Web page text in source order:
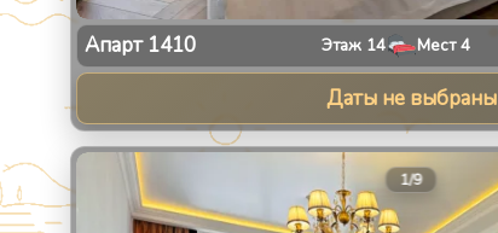
Апарт 1410 Этаж 14 Мест4
Даты не выбраны
1/9